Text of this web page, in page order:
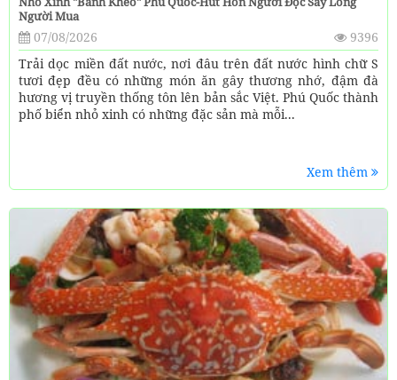
Người Mua
07/08/2026
9396
Trải dọc miền đất nước, nơi đâu trên đất nước hình chữ S
tươi đẹp đều có những món ăn gây thương nhớ, đậm đà
hương vị truyền thống tôn lên bản sắc Việt. Phú Quốc thành
phố biển nhỏ xinh có những đặc sản mà mỗi...
Xem thêm